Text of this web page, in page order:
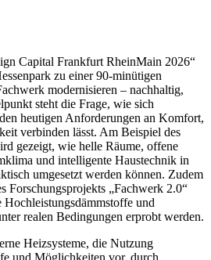
Capital Frankfurt RheinMain 2026“
zu einer 90-minütigen
modernisieren – nachhaltig,
steht die Frage, wie sich
heutigen Anforderungen an Komfort,
verbinden lässt. Am Beispiel des
gezeigt, wie helle Räume, offene
und intelligente Haustechnik in
umgesetzt werden können. Zudem
Forschungsprojekts „Fachwerk 2.0“
und
realen Bedingungen erprobt werden.
Heizsysteme, die Nutzung